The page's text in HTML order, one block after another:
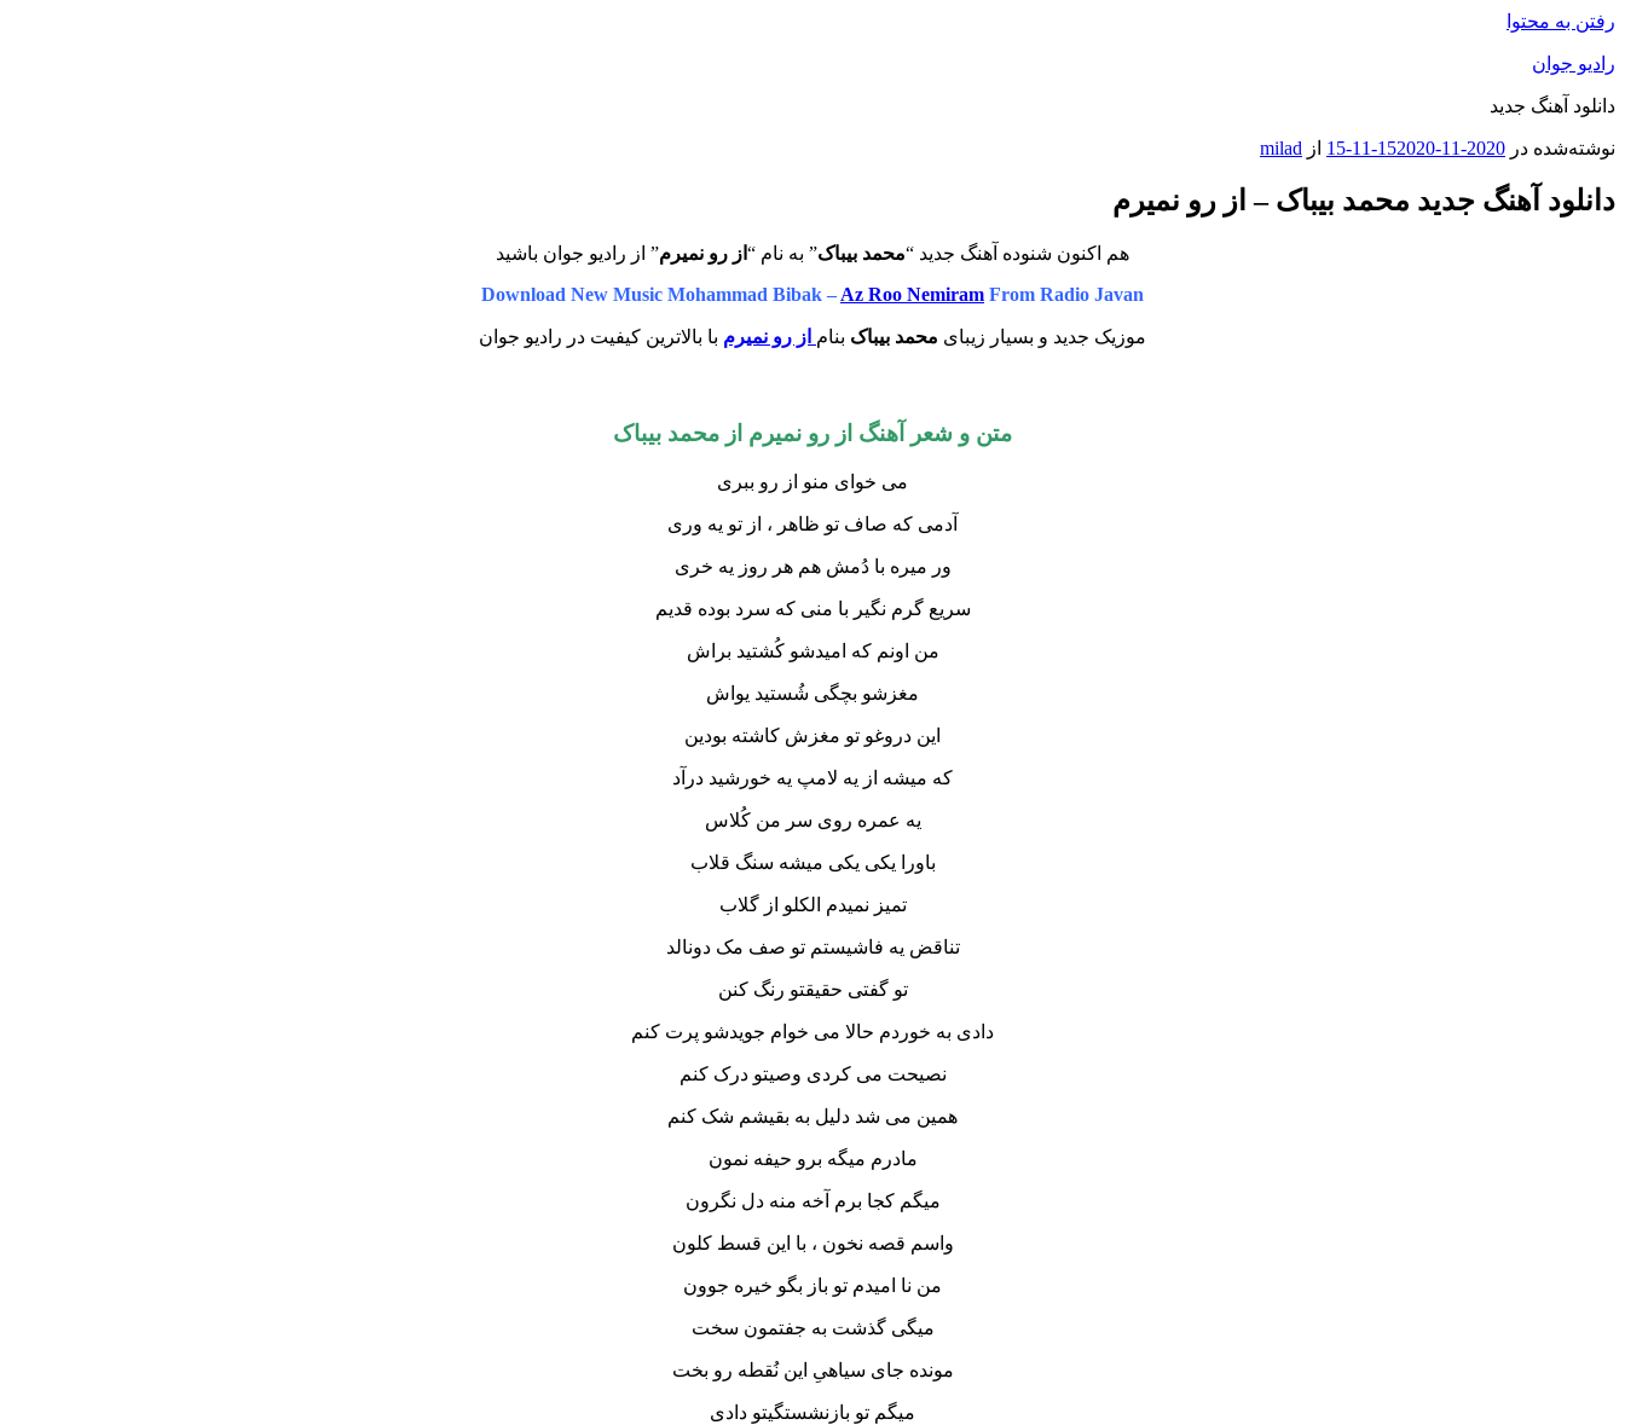
رفتن به محتوا
رادیو جوان
دانلود آهنگ جدید
نوشته‌شده در 2020-11-15
2020-11-15 از milad
دانلود آهنگ جدید محمد بیباک – از رو نمیرم
هم اکنون شنوده آهنگ جدید “محمد بیباک” به نام “ از رو نمیرم” از رادیو جوان باشید
Download New Music Mohammad Bibak – Az Roo Nemiram From Radio Javan
موزیک جدید و بسیار زیبای محمد بیباک بنام از رو نمیرم با بالاترین کیفیت در رادیو جوان
متن و شعر آهنگ از رو نمیرم از محمد بیباک
می خوای منو از رو ببری
آدمی که صاف تو ظاهر ، از تو یه وری
ور میره با دُمش هم هر روز یه خری
سریع گرم نگیر با منی که سرد بوده قدیم
من اونم که امیدشو کُشتید براش
مغزشو بچگی شُستید یواش
این دروغو تو مغزش کاشته بودین
که میشه از یه لامپ یه خورشید درآد
یه عمره روی سر من کُلاس
باورا یکی یکی میشه سنگ قلاب
تمیز نمیدم الکلو از گلاب
تناقض یه فاشیستم تو صف مک دونالد
تو گفتی حقیقتو رنگ کنن
دادی به خوردم حالا می خوام جویدشو پرت کنم
نصیحت می کردی وصیتو درک کنم
همین می شد دلیل به بقیشم شک کنم
مادرم میگه برو حیفه نمون
میگم کجا برم آخه منه دل نگرون
واسم قصه نخون ، با این قسط کلون
من نا امیدم تو باز بگو خیره جوون
میگی گذشت به جفتمون سخت
مونده جای سیاهیِ این نُقطه رو بخت
میگم تو بازنشستگیتو دادی